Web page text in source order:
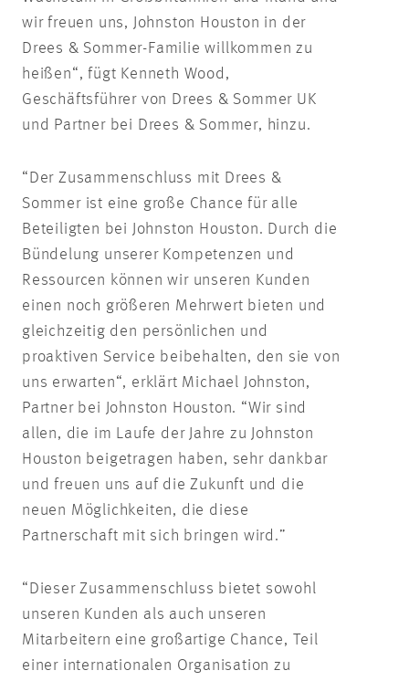
wir freuen uns, Johnston Houston in der
Drees & Sommer-Familie willkommen zu
heißen“, fügt Kenneth Wood,
Geschäftsführer von Drees & Sommer UK
und Partner bei Drees & Sommer, hinzu.
“Der Zusammenschluss mit Drees &
Sommer ist eine große Chance für alle
Beteiligten bei Johnston Houston. Durch die
Bündelung unserer Kompetenzen und
Ressourcen können wir unseren Kunden
einen noch größeren Mehrwert bieten und
gleichzeitig den persönlichen und
proaktiven Service beibehalten, den sie von
uns erwarten“, erklärt Michael Johnston,
Partner bei Johnston Houston. “Wir sind
allen, die im Laufe der Jahre zu Johnston
Houston beigetragen haben, sehr dankbar
und freuen uns auf die Zukunft und die
neuen Möglichkeiten, die diese
Partnerschaft mit sich bringen wird.”
“Dieser Zusammenschluss bietet sowohl
unseren Kunden als auch unseren
Mitarbeitern eine großartige Chance, Teil
einer internationalen Organisation zu